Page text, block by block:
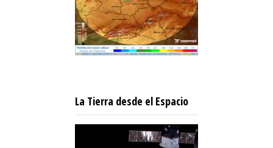
La Tierra desde el Espacio